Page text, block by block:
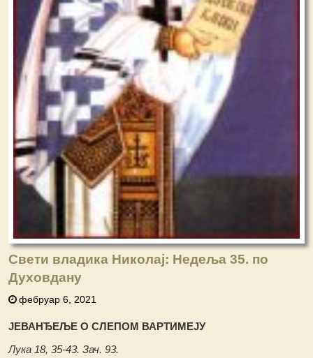
Свети владика Николај: Недеља 35. по
Духовдану
фебруар 6, 2021
ЈЕВАНЂЕЉЕ О СЛЕПОМ ВАРТИМЕЈУ
Лука 18, 35-43. Зач. 93.